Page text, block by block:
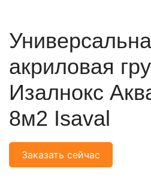
акриловая
Изалнокс
8м2 Isaval
Заказать сейчас